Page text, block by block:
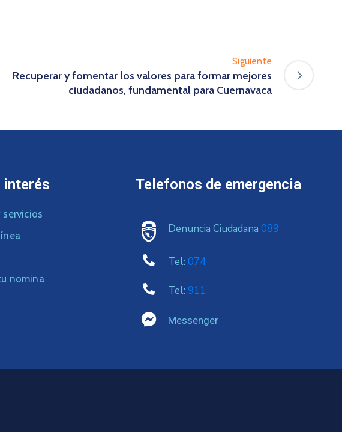
Siguiente
Recuperar y fomentar los valores para formar mejores
ciudadanos, fundamental para Cuernavaca
interés
servicios
nomina
Telefonos de emergencia
Denuncia Ciudadana 089
Tel: 074
Tel: 911
Messenger